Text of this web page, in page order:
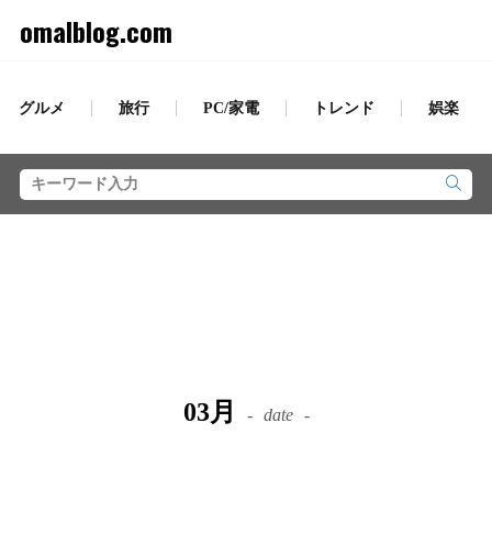
omalblog.com
グルメ 旅行 PC/家電 トレンド 娯楽
03月 date